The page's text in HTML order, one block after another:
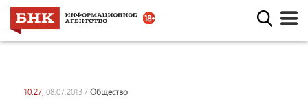
10:27, 08.07.2013 / общество